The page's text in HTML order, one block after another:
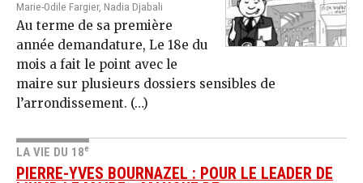
Marie-Odile Fargier, Nadia Djabali
Au terme de sa première
année demandature, Le 18e du
mois a fait le point avec le
maire sur plusieurs dossiers sensibles de
l’arrondissement. (…)
LA VIE DU 18e
PIERRE-YVES BOURNAZEL : POUR LE LEADER DE